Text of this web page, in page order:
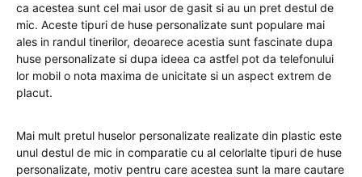
ca acestea sunt cel mai usor de gasit si au un pret destul de
mic. Aceste tipuri de huse personalizate sunt populare mai
ales in randul tinerilor, deoarece acestia sunt fascinate dupa
huse personalizate si dupa ideea ca astfel pot da telefonului
lor mobil o nota maxima de unicitate si un aspect extrem de
placut.
Mai mult pretul huselor personalizate realizate din plastic este
unul destul de mic in comparatie cu al celorlalte tipuri de huse
personalizate, motiv pentru care acestea sunt la mare cautare